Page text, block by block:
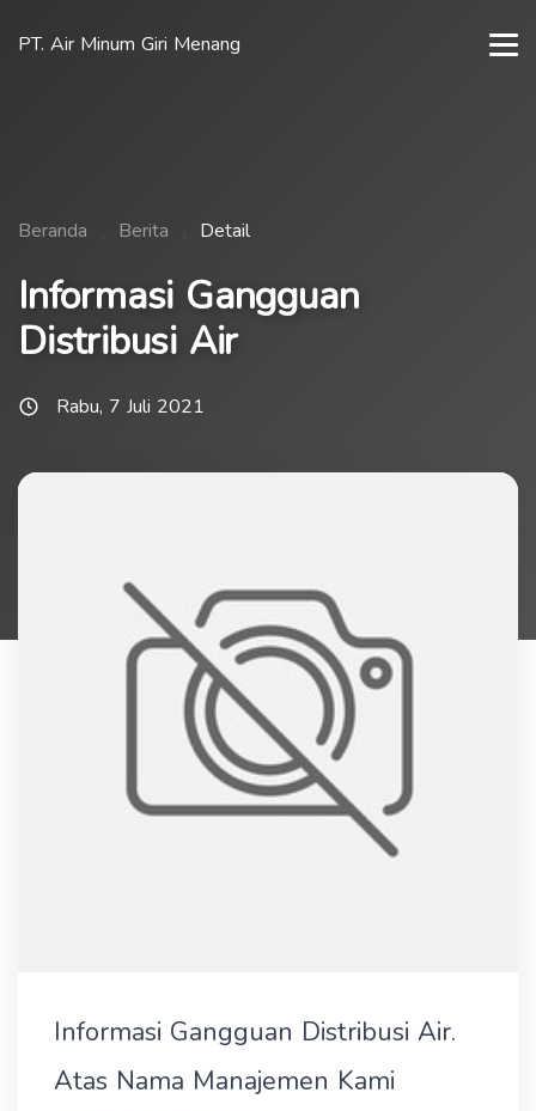
PT. Air Minum Giri Menang
Beranda Berita Detail
Informasi Gangguan
Distribusi Air
Rabu, 7 Juli 2021
Informasi Gangguan Distribusi Air.
Atas Nama Manajemen Kami